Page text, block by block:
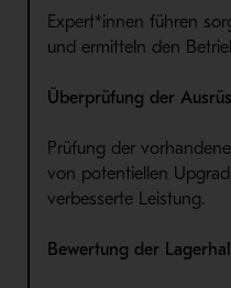
Expert*innen führen
und ermitteln den
Überprüfung der
Prüfung der
von potentiellen
verbesserte Leistung.
Bewertung der